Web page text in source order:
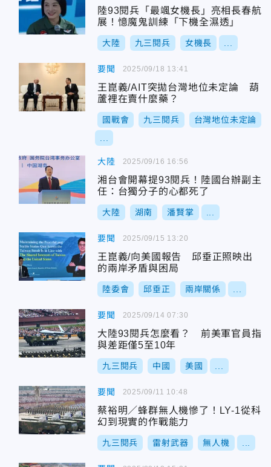
陸93閱兵「最颯女機長」亮相長春航
展！憶魔鬼訓練「下機全濕透」
大陸 九三閱兵 女機長
要聞
王崑義/AIT突拋台灣地位未定論 葫
蘆裡在賣什麼藥？
國戰會 九三閱兵 台灣地位未定論
2025/09/18 13:41
大陸
湘台會開幕提93閱兵！陸國台辦副主
任：台獨分子的心都死了
大陸 湖南 潘賢掌
2025/09/16 16:56
要聞
王崑義/向美國報告 邱垂正照映出
的兩岸矛盾與困局
陸委會 邱垂正 兩岸關係
2025/09/15 13:20
要聞
大陸93閱兵怎麼看？ 前美軍官員指
與差距僅5至10年
九三閱兵 中國 美國
2025/09/14 07:30
要聞
蔡裕明／蜂群無人機慘了！LY-1從科
幻到現實的作戰能力
九三閱兵 雷射武器 無人機
2025/09/11 10:48